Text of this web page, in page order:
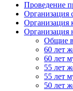
Проведение
Организация
Организация
Организация
Общие
60 лет
60 лет
55 лет
55 лет
50 лет